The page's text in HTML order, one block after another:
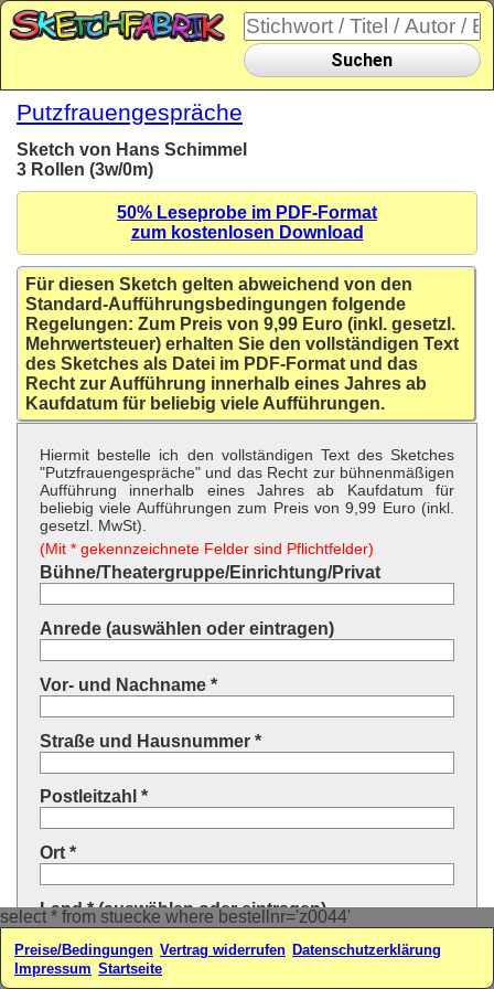
select * from stuecke where bestellnr='z0044'
Suchen
Putzfrauengespräche
Sketch von Hans Schimmel
3 Rollen (3w/0m)
50% Leseprobe im PDF-Format
zum kostenlosen Download
Für diesen Sketch gelten abweichend von den
Standard-Aufführungsbedingungen folgende
Regelungen: Zum Preis von 9,99 Euro (inkl. gesetzl.
Mehrwertsteuer) erhalten Sie den vollständigen Text
des Sketches als Datei im PDF-Format und das
Recht zur Aufführung innerhalb eines Jahres ab
Kaufdatum für beliebig viele Aufführungen.
Hiermit bestelle ich den vollständigen Text des Sketches
"Putzfrauengespräche" und das Recht zur bühnenmäßigen
Aufführung innerhalb eines Jahres ab Kaufdatum für
beliebig viele Aufführungen zum Preis von 9,99 Euro (inkl.
gesetzl. MwSt).
(Mit * gekennzeichnete Felder sind Pflichtfelder)
Bühne/Theatergruppe/Einrichtung/Privat
Anrede (auswählen oder eintragen)
Vor- und Nachname *
Straße und Hausnummer *
Postleitzahl *
Ort *
Land * (auswählen oder eintragen)
Ihre E-Mail-Adresse*
Preise/Bedingungen Vertrag widerrufen Datenschutzerklärung
Impressum Startseite